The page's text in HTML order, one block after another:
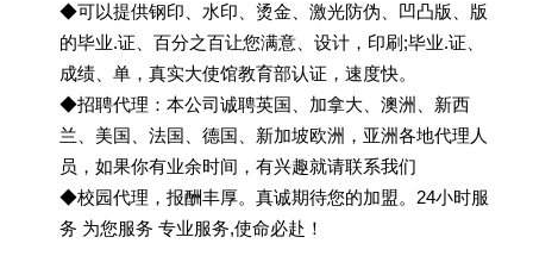
◆可以提供钢印、水印、烫金、激光防伪、凹凸版、版
的毕业.证、百分之百让您满意、设计，印刷;毕业.证、
成绩、单，真实大使馆教育部认证，速度快。
◆招聘代理：本公司诚聘英国、加拿大、澳洲、新西
兰、美国、法国、德国、新加坡欧洲，亚洲各地代理人
员，如果你有业余时间，有兴趣就请联系我们
◆校园代理，报酬丰厚。真诚期待您的加盟。24小时服
务 为您服务 专业服务,使命必赴！